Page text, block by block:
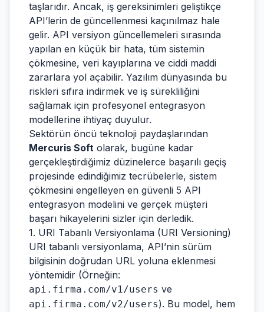
taşlarıdır. Ancak, iş gereksinimleri geliştikçe
API’lerin de güncellenmesi kaçınılmaz hale
gelir. API versiyon güncellemeleri sırasında
yapılan en küçük bir hata, tüm sistemin
çökmesine, veri kayıplarına ve ciddi maddi
zararlara yol açabilir. Yazılım dünyasında bu
riskleri sıfıra indirmek ve iş sürekliliğini
sağlamak için profesyonel entegrasyon
modellerine ihtiyaç duyulur.
Sektörün öncü teknoloji paydaşlarından
Mercuris Soft olarak, bugüne kadar
gerçekleştirdiğimiz düzinelerce başarılı geçiş
projesinde edindiğimiz tecrübelerle, sistem
çökmesini engelleyen en güvenli 5 API
entegrasyon modelini ve gerçek müşteri
başarı hikayelerini sizler için derledik.
1. URI Tabanlı Versiyonlama (URI Versioning)
URI tabanlı versiyonlama, API’nin sürüm
bilgisinin doğrudan URL yoluna eklenmesi
yöntemidir (Örneğin:
api.firma.com/v1/users ve
api.firma.com/v2/users). Bu model, hem